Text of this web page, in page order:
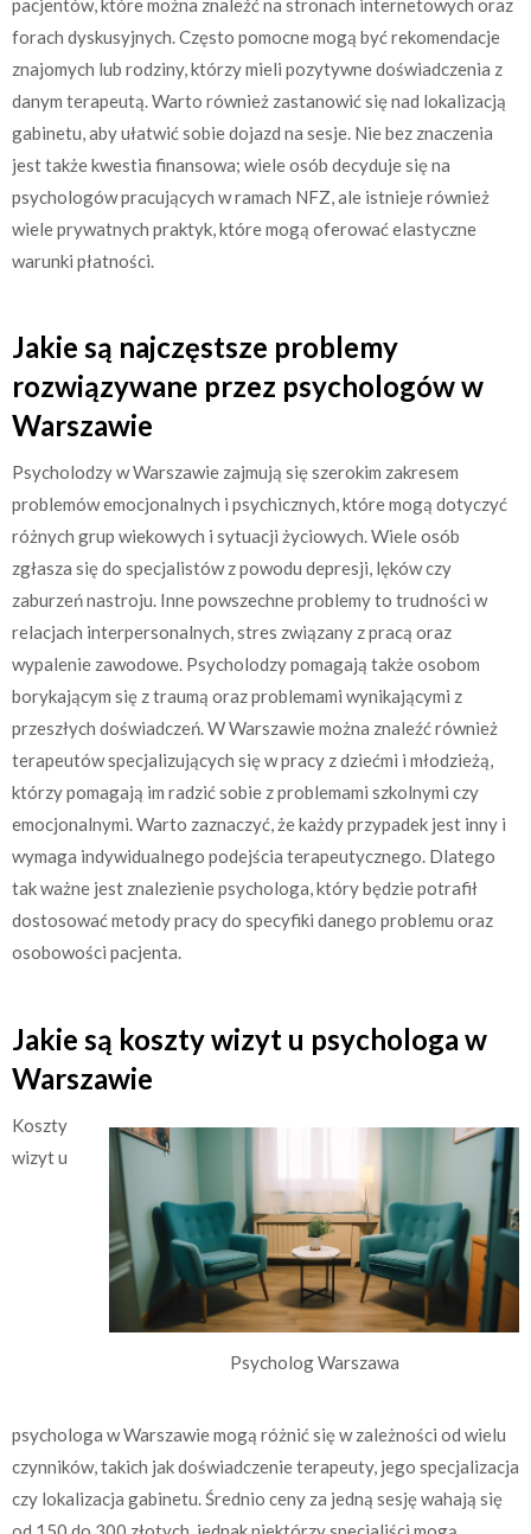
forach dyskusyjnych. Często pomocne mogą być rekomendacje
znajomych lub rodziny, którzy mieli pozytywne doświadczenia z
danym terapeutą. Warto również zastanowić się nad lokalizacją
gabinetu, aby ułatwić sobie dojazd na sesje. Nie bez znaczenia
jest także kwestia finansowa; wiele osób decyduje się na
psychologów pracujących w ramach NFZ, ale istnieje również
wiele prywatnych praktyk, które mogą oferować elastyczne
warunki płatności.
Jakie są najczęstsze problemy
rozwiązywane przez psychologów w
Warszawie
Psycholodzy w Warszawie zajmują się szerokim zakresem
problemów emocjonalnych i psychicznych, które mogą dotyczyć
różnych grup wiekowych i sytuacji życiowych. Wiele osób
zgłasza się do specjalistów z powodu depresji, lęków czy
zaburzeń nastroju. Inne powszechne problemy to trudności w
relacjach interpersonalnych, stres związany z pracą oraz
wypalenie zawodowe. Psycholodzy pomagają także osobom
borykającym się z traumą oraz problemami wynikającymi z
przeszłych doświadczeń. W Warszawie można znaleźć również
terapeutów specjalizujących się w pracy z dziećmi i młodzieżą,
którzy pomagają im radzić sobie z problemami szkolnymi czy
emocjonalnymi. Warto zaznaczyć, że każdy przypadek jest inny i
wymaga indywidualnego podejścia terapeutycznego. Dlatego
tak ważne jest znalezienie psychologa, który będzie potrafił
dostosować metody pracy do specyfiki danego problemu oraz
osobowości pacjenta.
Jakie są koszty wizyt u psychologa w
Warszawie
Psycholog Warszawa
Koszty
wizyt u
psychologa w Warszawie mogą różnić się w zależności od wielu
czynników, takich jak doświadczenie terapeuty, jego specjalizacja
czy lokalizacja gabinetu. Średnio ceny za jedną sesję wahają się